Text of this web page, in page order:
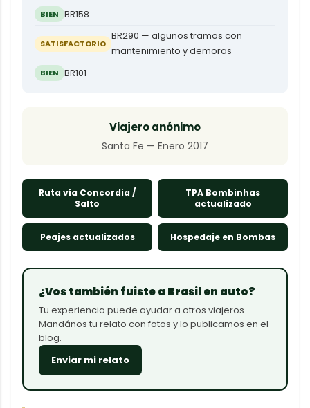
BIEN BR158
SATISFACTORIO
BR290 — algunos tramos con
mantenimiento y demoras
BIEN BR101
Viajero anónimo
Santa Fe — Enero 2017
Ruta vía Concordia /
Salto
TPA Bombinhas
actualizado
Peajes actualizados Hospedaje en Bombas
¿Vos también fuiste a Brasil en auto?
Tu experiencia puede ayudar a otros viajeros.
Mandános tu relato con fotos y lo publicamos en el
blog.
Enviar mi relato